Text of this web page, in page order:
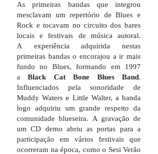
As primeiras bandas que integrou
mesclavam um repertório de Blues e
Rock e tocavam no circuito dos bares
locais e festivais de música autoral.
A experiência adquirida nestas
primeiras bandas o encorajou a ir mais
fundo no Blues, formando em 1997
aBlack Cat Bone Blues Band.
Influenciados pela sonoridade de
Muddy Waters e Little Walter, a banda
logo adquiriu um grande respeito da
comunidade blueseira. A gravação de
um CD demo abriu as portas para a
participação em vários festivais que
ocorreram na época, como o Sesi Verão